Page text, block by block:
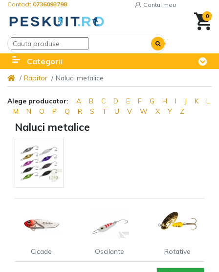
Contact: 0736093798 Contul meu
0
Categorii
Rapitor Naluci metalice
Alege producator: A B C D E F G H I J K
L
M
N O P Q R S T U V W X Y Z
Naluci metalice
Cicade Oscilante Rotative